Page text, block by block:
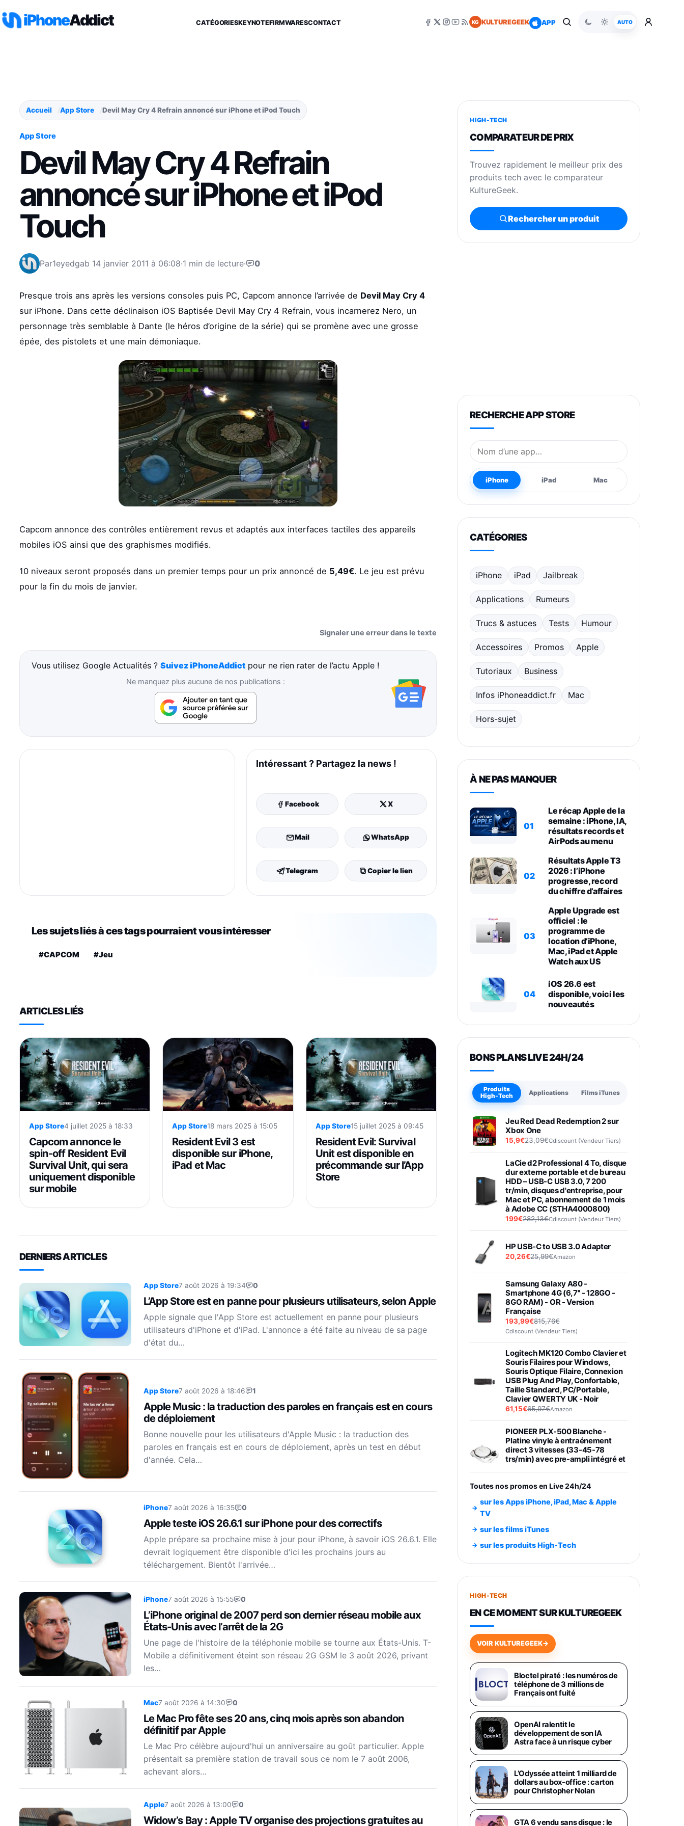
iPhoneAddict CATÉGORIESKEYNOTEFIRMWARESCONTACT KG KULTUREGEEK APP AUTO
Accueil App Store Devil May Cry 4 Refrain annoncé sur iPhone et iPod Touch
App Store
Devil May Cry 4 Refrain
annoncé sur iPhone et iPod
Touch
Par1eyedgab 14 janvier 2011 à 06:08·1 min de lecture· 0
Presque trois ans après les versions consoles puis PC, Capcom annonce l’arrivée de Devil May Cry 4
sur iPhone. Dans cette déclinaison iOS Baptisée Devil May Cry 4 Refrain, vous incarnerez Nero, un
personnage très semblable à Dante (le héros d’origine de la série) qui se promène avec une grosse
épée, des pistolets et une main démoniaque.
Capcom annonce des contrôles entièrement revus et adaptés aux interfaces tactiles des appareils
mobiles iOS ainsi que des graphismes modifiés.
10 niveaux seront proposés dans un premier temps pour un prix annoncé de 5,49€. Le jeu est prévu
pour la fin du mois de janvier.
Signaler une erreur dans le texte
Vous utilisez Google Actualités ?Suivez iPhoneAddict pour ne rien rater de l’actu Apple !
Ne manquez plus aucune de nos publications :
Intéressant ? Partagez la news !
Facebook X
Mail WhatsApp
Telegram Copier le lien
Les sujets liés à ces tags pourraient vous intéresser
#CAPCOM #Jeu
ARTICLES LIÉS
App Store4 juillet 2025 à 18:33
Capcom annonce le
spin-off Resident Evil
Survival Unit, qui sera
uniquement disponible
sur mobile
App Store18 mars 2025 à 15:05
Resident Evil 3 est
disponible sur iPhone,
iPad et Mac
App Store15 juillet 2025 à 09:45
Resident Evil: Survival
Unit est disponible en
précommande sur l’App
Store
DERNIERS ARTICLES
App Store7 août 2026 à 19:34 0
L’App Store est en panne pour plusieurs utilisateurs, selon Apple
Apple signale que l'App Store est actuellement en panne pour plusieurs
utilisateurs d'iPhone et d'iPad. L'annonce a été faite au niveau de sa page
d'état du…
App Store7 août 2026 à 18:46 1
Apple Music : la traduction des paroles en français est en cours
de déploiement
Bonne nouvelle pour les utilisateurs d'Apple Music : la traduction des
paroles en français est en cours de déploiement, après un test en début
d'année. Cela…
iPhone7 août 2026 à 16:35 0
Apple teste iOS 26.6.1 sur iPhone pour des correctifs
Apple prépare sa prochaine mise à jour pour iPhone, à savoir iOS 26.6.1. Elle
devrait logiquement être disponible d'ici les prochains jours au
téléchargement. Bientôt l'arrivée…
iPhone7 août 2026 à 15:55 0
L’iPhone original de 2007 perd son dernier réseau mobile aux
États-Unis avec l’arrêt de la 2G
Une page de l'histoire de la téléphonie mobile se tourne aux États-Unis. T-
Mobile a définitivement éteint son réseau 2G GSM le 3 août 2026, privant
les…
Mac7 août 2026 à 14:30 0
Le Mac Pro fête ses 20 ans, cinq mois après son abandon
définitif par Apple
Le Mac Pro célèbre aujourd'hui un anniversaire au goût particulier. Apple
présentait sa première station de travail sous ce nom le 7 août 2006,
achevant alors…
Apple7 août 2026 à 13:00 0
Widow’s Bay : Apple TV organise des projections gratuites au
HIGH-TECH
COMPARATEUR DE PRIX
Trouvez rapidement le meilleur prix des
produits tech avec le comparateur
KultureGeek.
Rechercher un produit
RECHERCHE APP STORE
Nom de l’application
iPhone iPad Mac
CATÉGORIES
iPhone iPad Jailbreak
Applications Rumeurs
Trucs & astuces Tests Humour
Accessoires Promos Apple
Tutoriaux Business
Infos iPhoneaddict.fr Mac
Hors-sujet
À NE PAS MANQUER
01
Le récap Apple de la
semaine : iPhone, IA,
résultats records et
AirPods au menu
02
Résultats Apple T3
2026 : l’iPhone
progresse, record
du chiffre d’affaires
03
Apple Upgrade est
officiel : le
programme de
location d’iPhone,
Mac, iPad et Apple
Watch aux US
04
iOS 26.6 est
disponible, voici les
nouveautés
BONS PLANS LIVE 24H/24
Produits
High-Tech
Applications Films iTunes
Jeu Red Dead Redemption 2 sur
Xbox One
15,9€23,09€Cdiscount (Vendeur Tiers)
LaCie d2 Professional 4 To, disque
dur externe portable et de bureau
HDD – USB-C USB 3.0, 7 200
tr/min, disques d'entreprise, pour
Mac et PC, abonnement de 1 mois
à Adobe CC (STHA4000800)
199€282,13€Cdiscount (Vendeur Tiers)
HP USB-C to USB 3.0 Adapter
20,26€25,99€Amazon
Samsung Galaxy A80 -
Smartphone 4G (6,7'' - 128GO -
8GO RAM) - OR - Version
Française
193,99€815,76€
Cdiscount (Vendeur Tiers)
Logitech MK120 Combo Clavier et
Souris Filaires pour Windows,
Souris Optique Filaire, Connexion
USB Plug And Play, Confortable,
Taille Standard, PC/Portable,
Clavier QWERTY UK - Noir
61,15€65,97€Amazon
PIONEER PLX-500 Blanche -
Platine vinyle à entraénement
direct 3 vitesses (33-45-78
trs/min) avec pre-ampli intégré et
Smartphone SAMSUNG Galaxy
Smartphone SAMSUNG Galaxy
S26+ Violet 256Go
749,99€1240,43€Fnac (Vendeur Tiers)
648,63€
Smartphone Android 5G avec
Galaxy AI, 512 Go, Chargeur
Secteur Rapide 25W Inclus,
Smartphone déverrouillé, Noir,
Version FR
1019€1399€Fnac (Vendeur Tiers)
Galaxy S26 Ultra 512 Go Bleu
1019€ 1399€Fnac (Vendeur Tiers)
Galaxy S26 Ultra 256 Go Violet
892€1199€
Philips SHK2000BL - Casque
Enfant - Bleu & Répartiteur Audio
5 Casques, Blanc
24,94€ 29,96€Fnac (Vendeur Tiers)
Toutes nos promos en Live 24h/24
sur les Apps iPhone, iPad, Mac & Apple
TV
sur les films iTunes
sur les produits High-Tech
HIGH-TECH
EN CE MOMENT SUR KULTUREGEEK
VOIR KULTUREGEEK→
Bloctel piraté : les numéros de
téléphone de 3 millions de
Français ont fuité
OpenAI ralentit le
développement de son IA
Astra face à un risque cyber
L’Odyssée atteint 1 milliard de
dollars au box-office : carton
pour Christopher Nolan
GTA 6 vendu sans disque : le